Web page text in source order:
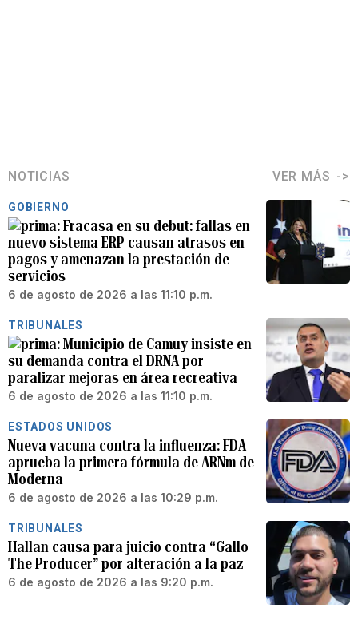
NOTICIAS VER MÁS
GOBIERNO
Fracasa en su debut: fallas en
nuevo sistema ERP causan atrasos en
pagos y amenazan la prestación de
servicios
6 de agosto de 2026 a las 11:10 p.m.
TRIBUNALES
Municipio de Camuy insiste en
su demanda contra el DRNA por
paralizar mejoras en área recreativa
6 de agosto de 2026 a las 11:10 p.m.
ESTADOS UNIDOS
Nueva vacuna contra la influenza: FDA
aprueba la primera fórmula de ARNm de
Moderna
6 de agosto de 2026 a las 10:29 p.m.
TRIBUNALES
Hallan causa para juicio contra “Gallo
The Producer” por alteración a la paz
6 de agosto de 2026 a las 9:20 p.m.